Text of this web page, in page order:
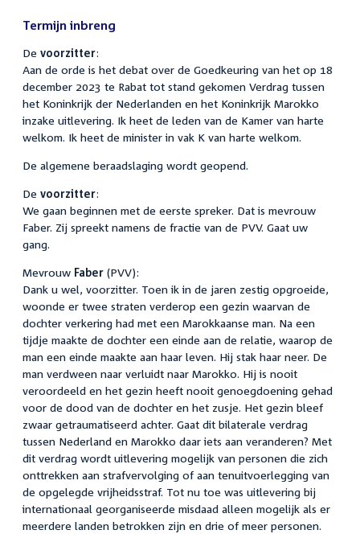
Termijn inbreng
De voorzitter:
Aan de orde is het debat over de Goedkeuring van het op 18
december 2023 te Rabat tot stand gekomen Verdrag tussen
het Koninkrijk der Nederlanden en het Koninkrijk Marokko
inzake uitlevering. Ik heet de leden van de Kamer van harte
welkom. Ik heet de minister in vak K van harte welkom.
De algemene beraadslaging wordt geopend.
De voorzitter:
We gaan beginnen met de eerste spreker. Dat is mevrouw
Faber. Zij spreekt namens de fractie van de PVV. Gaat uw
gang.
Mevrouw Faber (PVV):
Dank u wel, voorzitter. Toen ik in de jaren zestig opgroeide,
woonde er twee straten verderop een gezin waarvan de
dochter verkering had met een Marokkaanse man. Na een
tijdje maakte de dochter een einde aan de relatie, waarop de
man een einde maakte aan haar leven. Hij stak haar neer. De
man verdween naar verluidt naar Marokko. Hij is nooit
veroordeeld en het gezin heeft nooit genoegdoening gehad
voor de dood van de dochter en het zusje. Het gezin bleef
zwaar getraumatiseerd achter. Gaat dit bilaterale verdrag
tussen Nederland en Marokko daar iets aan veranderen? Met
dit verdrag wordt uitlevering mogelijk van personen die zich
onttrekken aan strafvervolging of aan tenuitvoerlegging van
de opgelegde vrijheidsstraf. Tot nu toe was uitlevering bij
internationaal georganiseerde misdaad alleen mogelijk als er
meerdere landen betrokken zijn en drie of meer personen.